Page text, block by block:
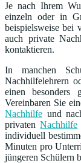
Je nach Ihrem
einzeln oder in
beispielsweise bei
auch private
kontaktieren.
In manchen
Nachhilfelehrern
einen besonders
Vereinbaren Sie
Nachhilfe und
privatenNachhilfe
individuell
Minuten pro
jüngeren Schülern